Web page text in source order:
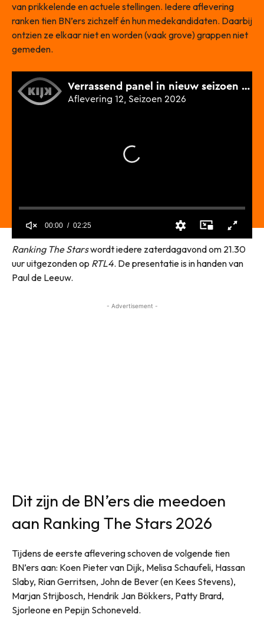
van prikkelende en actuele stellingen. Iedere aflevering
ranken tien BN’ers zichzelf én hun medekandidaten. Daarbij
ontzien ze elkaar niet en worden (vaak grove) grappen niet
gemeden.
Ranking The Starswordt iedere zaterdagavond om 21.30
uur uitgezonden op RTL4. De presentatie is in handen van
Paul de Leeuw.
- Advertisement -
Dit zijn de BN’ers die meedoen
aan Ranking The Stars 2026
Tijdens de eerste aflevering schoven de volgende tien
BN’ers aan: Koen Pieter van Dijk, Melisa Schaufeli, Hassan
Slaby, Rian Gerritsen, John de Bever (en Kees Stevens),
Marjan Strijbosch, Hendrik Jan Bökkers, Patty Brard,
Sjorleone en Pepijn Schoneveld.